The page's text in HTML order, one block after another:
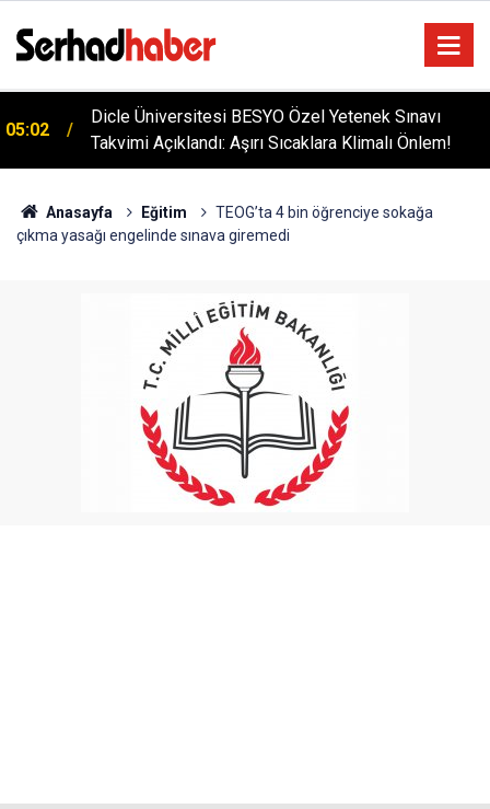
Dicle Üniversitesi BESYO Özel Yetenek Sınavı
Takvimi Açıklandı: Aşırı Sıcaklara Klimalı Önlem!
04:51
Diyarbakır'da İşçi Kıyımı: 45 Derece Sıcakta 763
Gündür Adalet Bekliyorlar
Anasayfa Eğitim
TEOG’ta 4 bin öğrenciye sokağa
çıkma yasağı engelinde sınava giremedi